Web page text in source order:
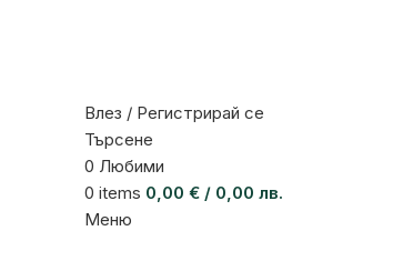
Влез / Регистрирай се
Търсене
0 Любими
0 items 0,00 € / 0,00 лв.
Меню